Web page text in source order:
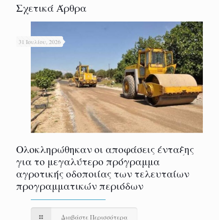
Σχετικά Άρθρα
31 Ιουλίου, 2026
Ολοκληρώθηκαν οι αποφάσεις ένταξης
για το μεγαλύτερο πρόγραμμα
αγροτικής οδοποιίας των τελευταίων
προγραμματικών περιόδων
Διαβάστε Περισσότερα